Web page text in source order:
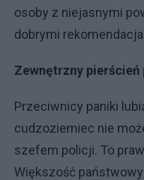
osoby z niejasnymi
dobrymi
Zewnętrzny pierścień
Przeciwnicy paniki
cudzoziemiec nie
szefem policji. To
Większość